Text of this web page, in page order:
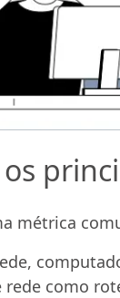
os
métrica
rede como